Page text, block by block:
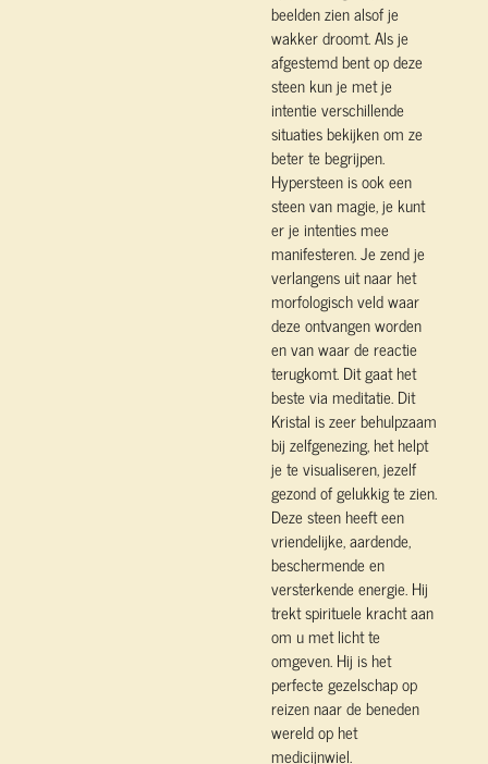
beelden zien alsof je
wakker droomt. Als je
afgestemd bent op deze
steen kun je met je
intentie verschillende
situaties bekijken om ze
beter te begrijpen.
Hypersteen is ook een
steen van magie, je kunt
er je intenties mee
manifesteren. Je zend je
verlangens uit naar het
morfologisch veld waar
deze ontvangen worden
en van waar de reactie
terugkomt. Dit gaat het
beste via meditatie. Dit
Kristal is zeer behulpzaam
bij zelfgenezing, het helpt
je te visualiseren, jezelf
gezond of gelukkig te zien.
Deze steen heeft een
vriendelijke, aardende,
beschermende en
versterkende energie. Hij
trekt spirituele kracht aan
om u met licht te
omgeven. Hij is het
perfecte gezelschap op
reizen naar de beneden
wereld op het
medicijnwiel.